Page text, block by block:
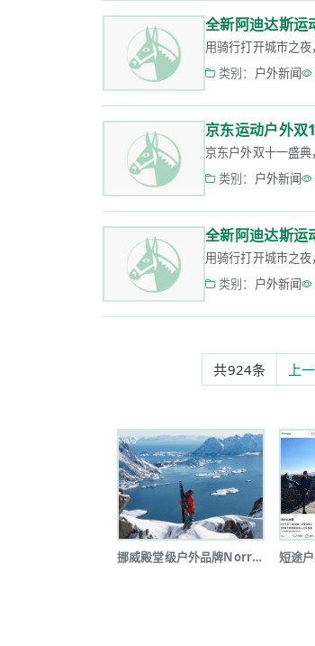
全新阿迪达斯运
用骑行打开城市之
类别： 户外新闻
京东运动户外双
京东户外双十一盛
类别： 户外新闻
全新阿迪达斯运
用骑行打开城市之
类别： 户外新闻
共924条 上
挪威殿堂级户外品牌Norrøna北京...